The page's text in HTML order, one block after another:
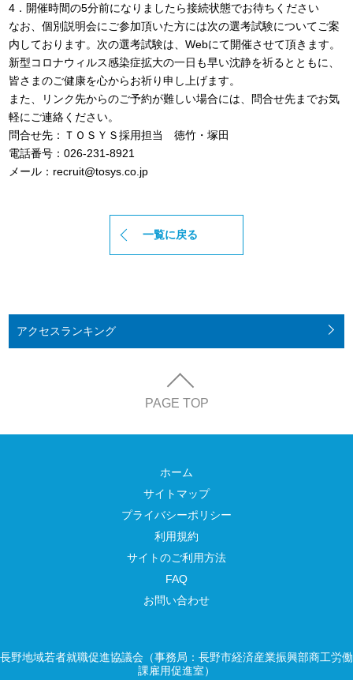
4．開催時間の5分前になりましたら接続状態でお待ちください
なお、個別説明会にご参加頂いた方には次の選考試験についてご案
内しております。次の選考試験は、Webにて開催させて頂きます。
新型コロナウィルス感染症拡大の一日も早い沈静を祈るとともに、
皆さまのご健康を心からお祈り申し上げます。
また、リンク先からのご予約が難しい場合には、問合せ先までお気
軽にご連絡ください。
問合せ先：ＴＯＳＹＳ採用担当 徳竹・塚田
電話番号：026-231-8921
メール：recruit@tosys.co.jp
一覧に戻る
アクセスランキング
PAGE TOP
ホーム
サイトマップ
プライバシーポリシー
利用規約
サイトのご利用方法
FAQ
お問い合わせ
長野地域若者就職促進協議会（事務局：長野市経済産業振興部商工労働
課雇用促進室）